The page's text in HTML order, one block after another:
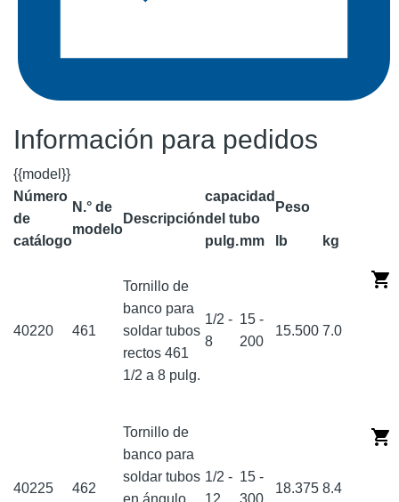
Información para pedidos
{{model}}
Número
de
catálogo
N.° de
modelo
Descripción
capacidad
del tubo
Peso
pulg.mm lb kg
40220 461
Tornillo de
banco para
soldar tubos
rectos 461
1/2 a 8 pulg.
1/2 -
8
15 -
200
15.500 7.0
40225 462
Tornillo de
banco para
soldar tubos
en ángulo
1/2 -
12
15 -
300
18.375 8.4